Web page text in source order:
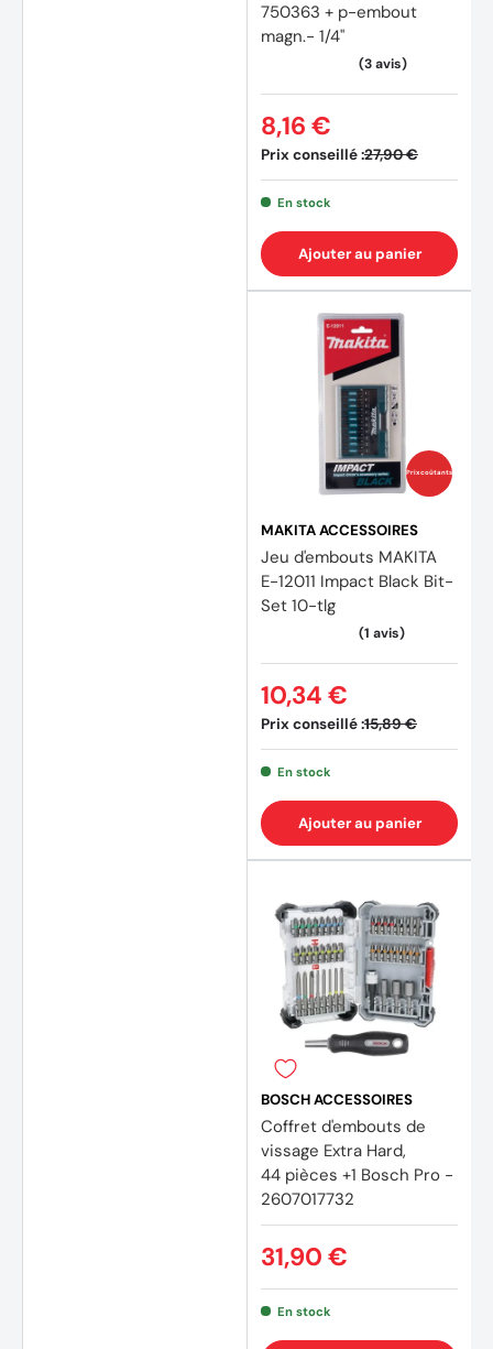
750363 + p-embout
magn.- 1/4"
Prix conseillé :27,90 €
8,16 €
En stock
Ajouter au panier
Prix coûtants
MAKITA ACCESSOIRES
Jeu d'embouts MAKITA
E-12011 Impact Black Bit-
Set 10-tlg
Prix conseillé :15,89 €
10,34 €
En stock
Ajouter au panier
BOSCH ACCESSOIRES
Coffret d'embouts de
vissage Extra Hard,
44 pièces +1 Bosch Pro -
2607017732
31,90 €
En stock